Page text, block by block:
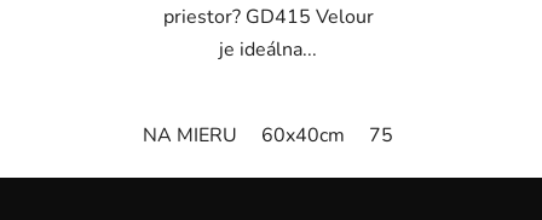
priestor? GD415 Velour
je ideálna...
NA MIERU 60x40cm 75x50cm